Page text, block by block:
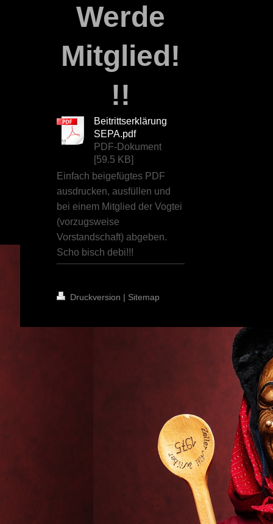
Werde
Mitglied!
!!
Beitrittserklärung
SEPA.pdf
PDF-Dokument
[59.5 KB]
Einfach beigefügtes PDF
ausdrucken, ausfüllen und
bei einem Mitglied der Vogtei
(vorzugsweise
Vorstandschaft) abgeben.
Scho bisch debi!!!
Druckversion | Sitemap